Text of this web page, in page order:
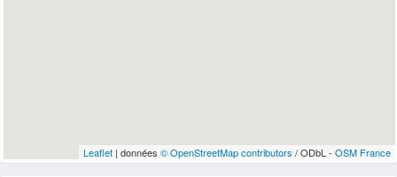
Leaflet| données © OpenStreetMap contributors / ODbL - OSM France